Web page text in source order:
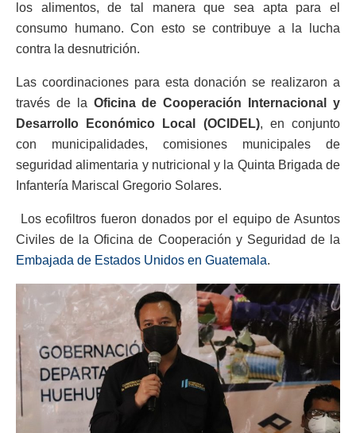
los alimentos, de tal manera que sea apta para el
consumo humano. Con esto se contribuye a la lucha
contra la desnutrición.
Las coordinaciones para esta donación se realizaron a
través de la Oficina de Cooperación Internacional y
Desarrollo Económico Local (OCIDEL), en conjunto
con municipalidades, comisiones municipales de
seguridad alimentaria y nutricional y la Quinta Brigada de
Infantería Mariscal Gregorio Solares.
Los ecofiltros fueron donados por el equipo de Asuntos
Civiles de la Oficina de Cooperación y Seguridad de la
Embajada de Estados Unidos en Guatemala.